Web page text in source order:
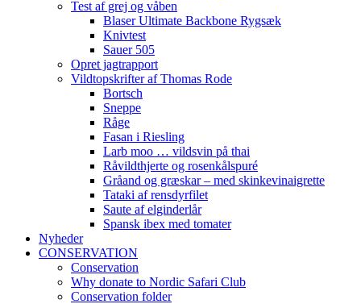
Test af grej og våben
Blaser Ultimate Backbone Rygsæk
Knivtest
Sauer 505
Opret jagtrapport
Vildtopskrifter af Thomas Rode
Bortsch
Sneppe
Råge
Fasan i Riesling
Larb moo … vildsvin på thai
Råvildthjerte og rosenkålspuré
Gråand og græskar – med skinkevinaigrette
Tataki af rensdyrfilet
Saute af elginderlår
Spansk ibex med tomater
Nyheder
CONSERVATION
Conservation
Why donate to Nordic Safari Club
Conservation folder